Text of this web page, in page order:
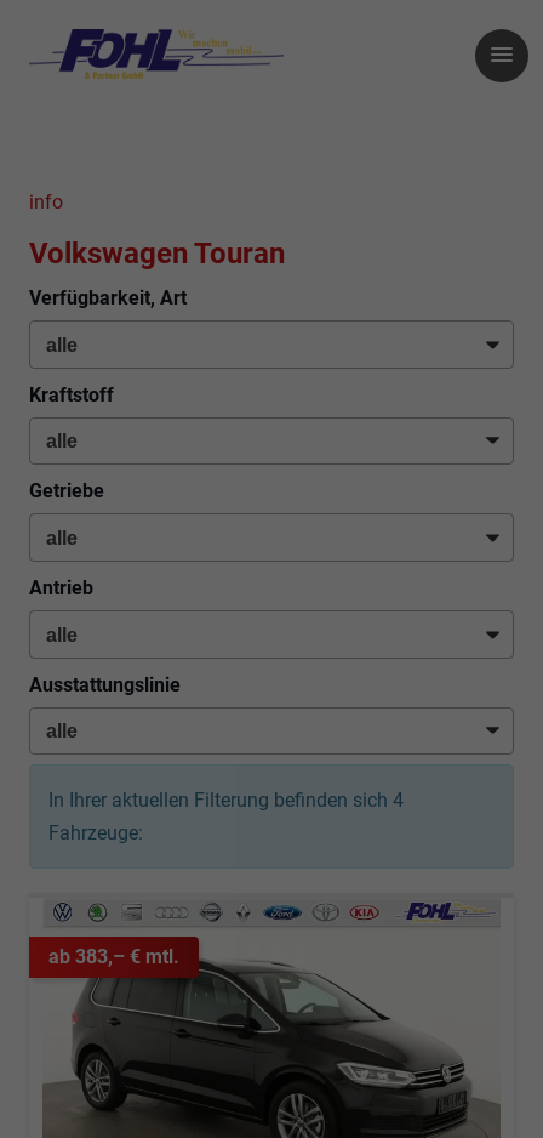
info
Volkswagen Touran
Verfügbarkeit, Art
Kraftstoff
Getriebe
Antrieb
Ausstattungslinie
In Ihrer aktuellen Filterung befinden sich 4
Fahrzeuge:
ab 383,– € mtl.